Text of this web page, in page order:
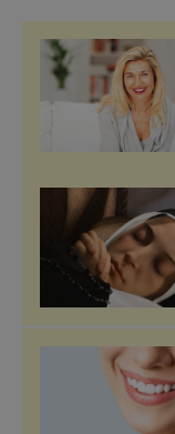
vaření
třeba ta o
jeho vyvolené